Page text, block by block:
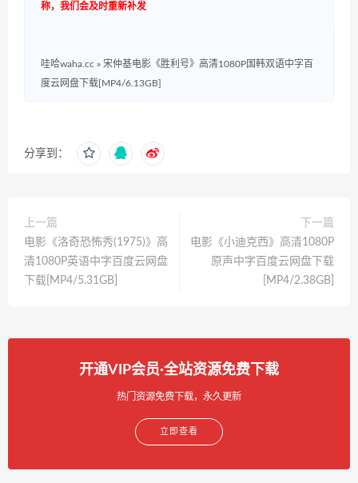
称，我们会及时重新补发
哇哈waha.cc » 宋仲基电影《胜利号》高清1080P国韩双语中字百
度云网盘下载[MP4/6.13GB]
分享到：
上一篇
电影《洛奇恐怖秀(1975)》高
清1080P英语中字百度云网盘
下载[MP4/5.31GB]
下一篇
电影《小迪克西》高清1080P
原声中字百度云网盘下载
[MP4/2.38GB]
开通VIP会员·全站资源免费下载
热门资源免费下载，永久更新
立即查看